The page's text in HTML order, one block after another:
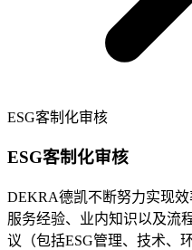
ESG客制化审核
ESG客制化审核
DEKRA德凯不断努力实现
服务经验、业内知识以及流
议（包括ESG管理、技术、